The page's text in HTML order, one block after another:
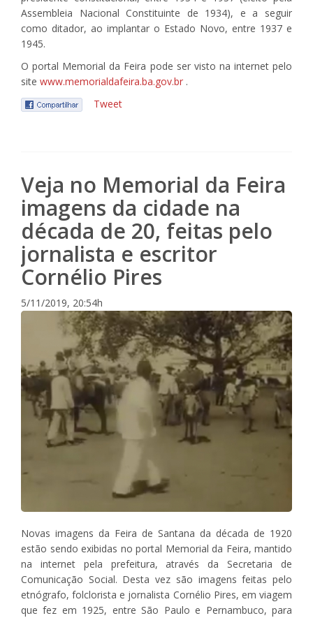
Assembleia Nacional Constituinte de 1934), e a seguir
como ditador, ao implantar o Estado Novo, entre 1937 e
1945.
O portal Memorial da Feira pode ser visto na internet pelo
site www.memorialdafeira.ba.gov.br .
Tweet
Veja no Memorial da Feira
imagens da cidade na
década de 20, feitas pelo
jornalista e escritor
Cornélio Pires
5/11/2019, 20:54h
Novas imagens da Feira de Santana da década de 1920
estão sendo exibidas no portal Memorial da Feira, mantido
na internet pela prefeitura, através da Secretaria de
Comunicação Social. Desta vez são imagens feitas pelo
etnógrafo, folclorista e jornalista Cornélio Pires, em viagem
que fez em 1925, entre São Paulo e Pernambuco, para